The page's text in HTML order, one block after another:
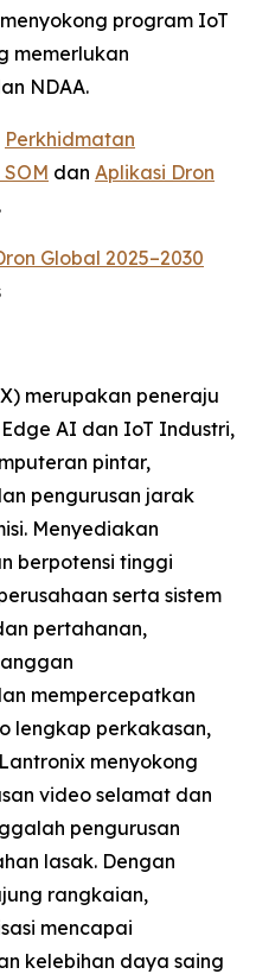
program IoT
memerlukan
NDAA.
Perkhidmatan
dan Aplikasi Dron
Global 2025–2030
merupakan peneraju
AI dan IoT Industri,
pintar,
pengurusan jarak
Menyediakan
berpotensi tinggi
serta sistem
pertahanan,
mempercepatkan
lengkap perkakasan,
menyokong
video selamat dan
pengurusan
lasak. Dengan
rangkaian,
mencapai
kelebihan daya saing